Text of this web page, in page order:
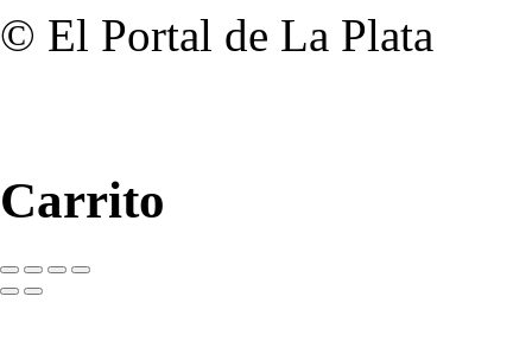
© El Portal de La Plata
Carrito